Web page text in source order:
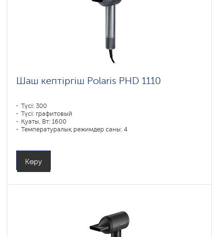
Шаш кептіргіш Polaris PHD 1110
Түсі: 300
Түсі: графитовый
Қуаты, Вт: 1600
Температуралық режимдер саны: 4
Көру